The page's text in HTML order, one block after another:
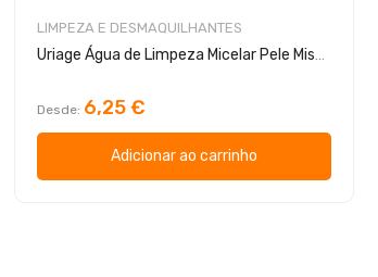
LIMPEZA E DESMAQUILHANTES
Uriage Água de Limpeza Micelar Pele Mista Oleosa
Desde 6,25 €
Adicionar ao carrinho